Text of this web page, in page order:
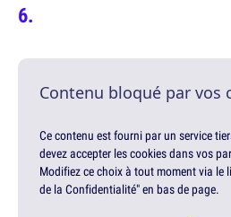
Contenu bloqué par vos
Ce contenu est fourni par un service
devez accepter les cookies dans vos
Modifiez ce choix à tout moment via le
de la Confidentialité" en bas de page.